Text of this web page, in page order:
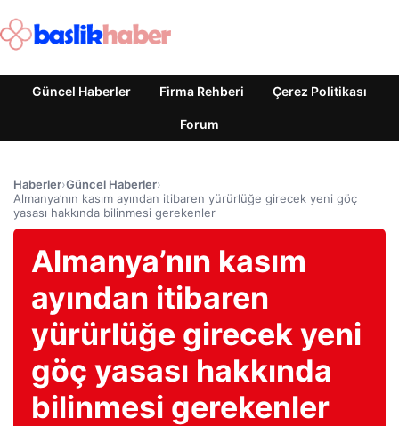
Güncel Haberler Firma Rehberi Çerez Politikası
Forum
Haberler›Güncel Haberler›
Almanya’nın kasım ayından itibaren yürürlüğe girecek yeni göç
yasası hakkında bilinmesi gerekenler
Almanya’nın kasım
ayından itibaren
yürürlüğe girecek yeni
göç yasası hakkında
bilinmesi gerekenler